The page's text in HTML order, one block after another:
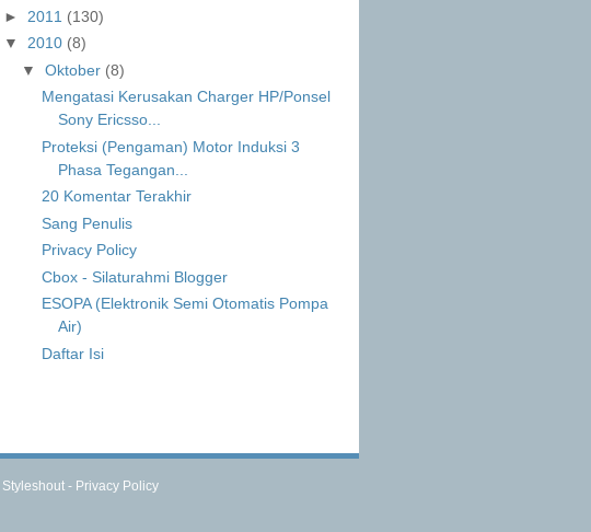
► 2011 (130)
▼ 2010 (8)
▼Oktober (8)
Mengatasi Kerusakan Charger HP/Ponsel
Sony Ericsso...
Proteksi (Pengaman) Motor Induksi 3
Phasa Tegangan...
20 Komentar Terakhir
Sang Penulis
Privacy Policy
Cbox - Silaturahmi Blogger
ESOPA (Elektronik Semi Otomatis Pompa
Air)
Daftar Isi
Styleshout- Privacy Policy